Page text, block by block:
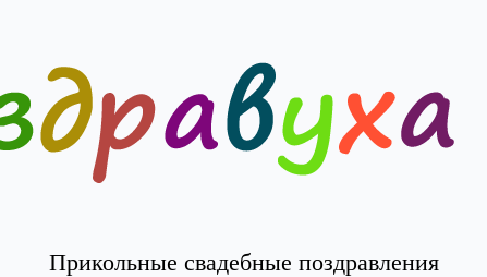
Прикольные свадебные поздравления